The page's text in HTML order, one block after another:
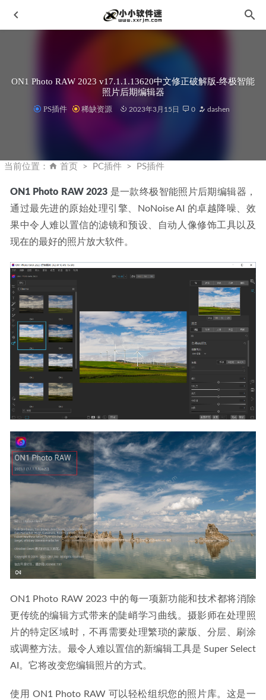
ON1 Photo RAW 2023 v17.1.1.13620中文修正破解版-终极智能
照片后期编辑器
PS插件 稀缺资源 2023年3月15日 0 dashen
当前位置： 首页 PC插件 PS插件
ON1 Photo RAW 2023 是一款终极智能照片后期编辑器，
通过最先进的原始处理引擎、NoNoise AI 的卓越降噪、效
果中令人难以置信的滤镜和预设、自动人像修饰工具以及
现在的最好的照片放大软件。
ON1 Photo RAW 2023 中的每一项新功能和技术都将消除
更传统的编辑方式带来的陡峭学习曲线。摄影师在处理照
片的特定区域时，不再需要处理繁琐的蒙版、分层、刷涂
或调整方法。最令人难以置信的新编辑工具是 Super Select
AI。它将改变您编辑照片的方式。
使用 ON1 Photo RAW 可以轻松组织您的照片库。这是一
2019-11-25
2025-05-26
Windows 10 Manager v3.2.5.0 绿色特别版 2020-04-15
黄玉照片Topaz Photo AI 1.3.0 中文汉化免安装破解版 2023-
04-15